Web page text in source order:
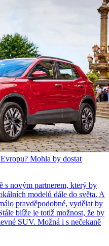
Mohla by dostat
s novým partnerem, který by
modelů dále do světa. A
pravděpodobné, vydělat by
blíže je totiž možnost, že by
SUV. Možná i s nečekaně